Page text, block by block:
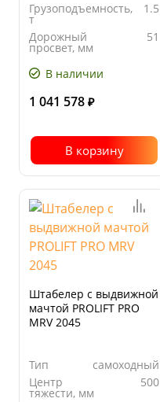
Грузоподъемность,
т
1.5
Дорожный
просвет, мм
51
В наличии
1 041 578 ₽
В корзину
Штабелер с выдвижной
мачтой PROLIFT PRO
MRV 2045
Тип
самоходный
Центр
тяжести, мм
500